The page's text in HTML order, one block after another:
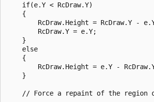
    if(e.Y < RcDraw.Y)
    {
RcDraw.Height = RcDraw.Y -
        RcDraw.Y = e.Y;
    }
    else
    {
RcDraw.Height = e.Y -
    }
// Force a repaint of the region